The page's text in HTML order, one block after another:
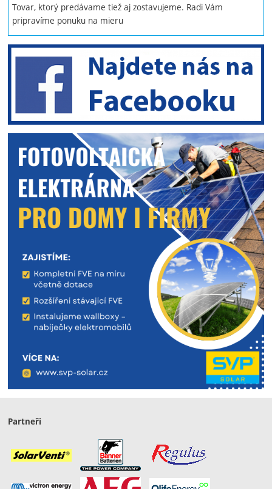
Tovar, ktorý predávame tiež aj zostavujeme. Radi Vám
pripravíme ponuku na mieru
Partneři